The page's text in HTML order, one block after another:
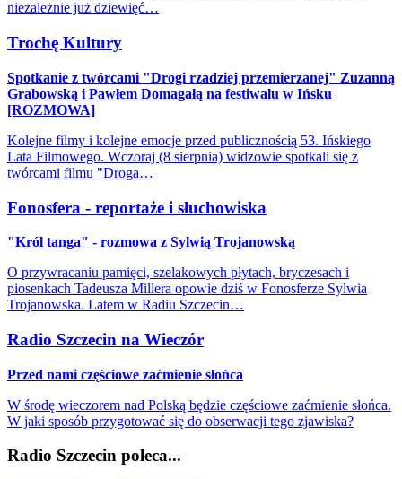
niezależnie już dziewięć…
Trochę Kultury
Spotkanie z twórcami "Drogi rzadziej przemierzanej" Zuzanną
Grabowską i Pawłem Domagałą na festiwalu w Ińsku
[ROZMOWA]
Kolejne filmy i kolejne emocje przed publicznością 53. Ińskiego
Lata Filmowego. Wczoraj (8 sierpnia) widzowie spotkali się z
twórcami filmu "Droga…
Fonosfera - reportaże i słuchowiska
"Król tanga" - rozmowa z Sylwią Trojanowską
O przywracaniu pamięci, szelakowych płytach, bryczesach i
piosenkach Tadeusza Millera opowie dziś w Fonosferze Sylwia
Trojanowska. Latem w Radiu Szczecin…
Radio Szczecin na Wieczór
Przed nami częściowe zaćmienie słońca
W środę wieczorem nad Polską będzie częściowe zaćmienie słońca.
W jaki sposób przygotować się do obserwacji tego zjawiska?
Radio Szczecin poleca...